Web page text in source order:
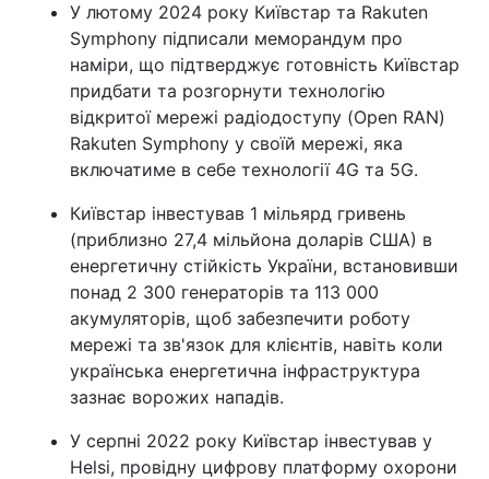
У лютому 2024 року Київстар та Rakuten
Symphony підписали меморандум про
наміри, що підтверджує готовність Київстар
придбати та розгорнути технологію
відкритої мережі радіодоступу (Open RAN)
Rakuten Symphony у своїй мережі, яка
включатиме в себе технології 4G та 5G.
Київстар інвестував 1 мільярд гривень
(приблизно 27,4 мільйона доларів США) в
енергетичну стійкість України, встановивши
понад 2 300 генераторів та 113 000
акумуляторів, щоб забезпечити роботу
мережі та зв'язок для клієнтів, навіть коли
українська енергетична інфраструктура
зазнає ворожих нападів.
У серпні 2022 року Київстар інвестував у
Helsi, провідну цифрову платформу охорони